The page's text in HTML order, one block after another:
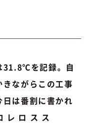
31.8℃を記録。自
ながらこの工事
は番割に書かれ
レ ロ ス ス